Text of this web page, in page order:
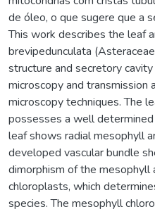
de óleo, o que sugere que a
This work describes the leaf
brevipedunculata
structure and secretory
microscopy and transmission
microscopy techniques. The
possesses a well
leaf shows radial mesophyll
developed vascular bundle
dimorphism of the mesophyll
chloroplasts, which
species. The mesophyll